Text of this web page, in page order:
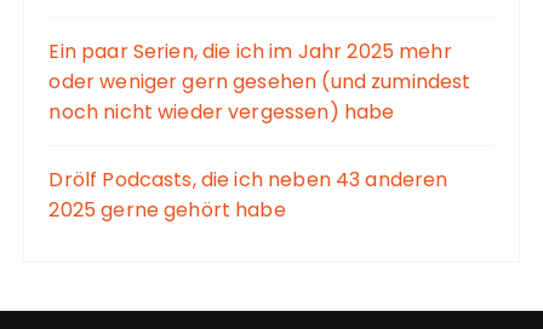
Ein paar Serien, die ich im Jahr 2025 mehr
oder weniger gern gesehen (und zumindest
noch nicht wieder vergessen) habe
Drölf Podcasts, die ich neben 43 anderen
2025 gerne gehört habe